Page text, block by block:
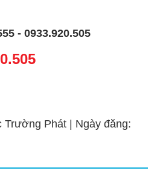
- 0933.920.505
Phát | Ngày đăng: